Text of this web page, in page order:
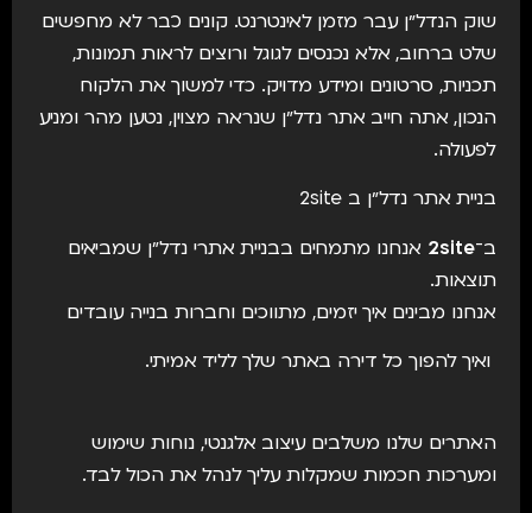
שוק הנדל״ן עבר מזמן לאינטרנט. קונים כבר לא מחפשים
שלט ברחוב, אלא נכנסים לגוגל ורוצים לראות תמונות,
תכניות, סרטונים ומידע מדויק. כדי למשוך את הלקוח
הנכון, אתה חייב אתר נדל״ן שנראה מצוין, נטען מהר ומניע
לפעולה.
בניית אתר נדל״ן ב 2site
ב־2site אנחנו מתמחים בבניית אתרי נדל״ן שמביאים
תוצאות.
אנחנו מבינים איך יזמים, מתווכים וחברות בנייה עובדים
ואיך להפוך כל דירה באתר שלך לליד אמיתי.
האתרים שלנו משלבים עיצוב אלגנטי, נוחות שימוש
ומערכות חכמות שמקלות עליך לנהל את הכול לבד.